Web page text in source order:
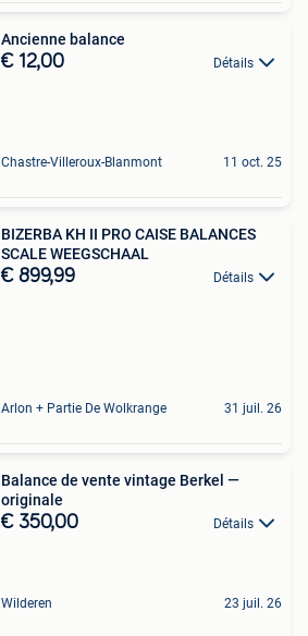
Ancienne balance
€ 12,00 Détails
Chastre-Villeroux-Blanmont 11 oct. 25
BIZERBA KH II PRO CAISE BALANCES
SCALE WEEGSCHAAL
€ 899,99 Détails
Arlon + Partie De Wolkrange 31 juil. 26
Balance de vente vintage Berkel —
originale
€ 350,00 Détails
Wilderen 23 juil. 26